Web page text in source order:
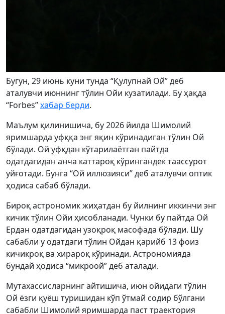
Бугун, 29 июнь куни тунда “Қулупнай Ой” деб
аталувчи июннинг тўлин Ойи кузатилади. Бу ҳақда
“Forbes”хабар берди.
Маълум қилинишича, бу 2026 йилда Шимолий
яримшарда уфққа энг яқин кўринадиган тўлин Ой
бўлади. Ой уфқдан кўтарилаётган пайтда
одатдагидан анча каттароқ кўрингандек таассурот
уйғотади. Бунга “Ой иллюзияси” деб аталувчи оптик
ҳодиса сабаб бўлади.
Бироқ астрономик жиҳатдан бу йилнинг иккинчи энг
кичик тўлин Ойи ҳисобланади. Чунки бу пайтда Ой
Ердан одатдагидан узоқроқ масофада бўлади. Шу
сабабли у одатдаги тўлин Ойдан қарийб 13 фоиз
кичикроқ ва хирароқ кўринади. Астрономияда
бундай ҳодиса “микроой” деб аталади.
Мутахассисларнинг айтишича, июн ойидаги тўлин
Ой ёзги қуёш туришидан кўп ўтмай содир бўлгани
сабабли Шимолий яримшарда паст траектория